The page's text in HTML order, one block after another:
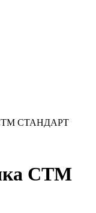
СТМ СТАНДАРТ
СТМ